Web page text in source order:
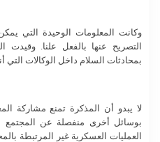
وكانت المعلومات الوحيدة التي
التصريح عنها بالفعل علنا. وقيدت
بمحادثات السلام داخل الوكالات التي
لا يبدو أن المذكرة تمنع مشاركة
بوسائل أخرى منفصلة عن المجتمع
العمليات العسكرية غير المرتبطة